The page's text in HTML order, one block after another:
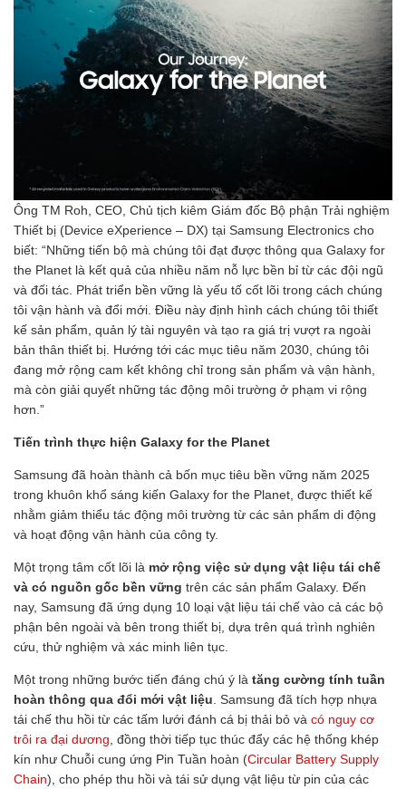
Ông TM Roh, CEO, Chủ tịch kiêm Giám đốc Bộ phận Trải nghiệm
Thiết bị (Device eXperience – DX) tại Samsung Electronics cho
biết: “Những tiến bộ mà chúng tôi đạt được thông qua Galaxy for
the Planet là kết quả của nhiều năm nỗ lực bền bỉ từ các đội ngũ
và đối tác. Phát triển bền vững là yếu tố cốt lõi trong cách chúng
tôi vận hành và đổi mới. Điều này định hình cách chúng tôi thiết
kế sản phẩm, quản lý tài nguyên và tạo ra giá trị vượt ra ngoài
bản thân thiết bị. Hướng tới các mục tiêu năm 2030, chúng tôi
đang mở rộng cam kết không chỉ trong sản phẩm và vận hành,
mà còn giải quyết những tác động môi trường ở phạm vi rộng
hơn.”
Tiến trình thực hiện Galaxy for the Planet
Samsung đã hoàn thành cả bốn mục tiêu bền vững năm 2025
trong khuôn khổ sáng kiến Galaxy for the Planet, được thiết kế
nhằm giảm thiểu tác động môi trường từ các sản phẩm di động
và hoạt động vận hành của công ty.
Một trọng tâm cốt lõi là mở rộng việc sử dụng vật liệu tái chế
và có nguồn gốc bền vững trên các sản phẩm Galaxy. Đến
nay, Samsung đã ứng dụng 10 loại vật liệu tái chế vào cả các bộ
phận bên ngoài và bên trong thiết bị, dựa trên quá trình nghiên
cứu, thử nghiệm và xác minh liên tục.
Một trong những bước tiến đáng chú ý là tăng cường tính tuần
hoàn thông qua đổi mới vật liệu. Samsung đã tích hợp nhựa
tái chế thu hồi từ các tấm lưới đánh cá bị thải bỏ và có nguy cơ
trôi ra đại dương, đồng thời tiếp tục thúc đẩy các hệ thống khép
kín như Chuỗi cung ứng Pin Tuần hoàn (Circular Battery Supply
Chain), cho phép thu hồi và tái sử dụng vật liệu từ pin của các